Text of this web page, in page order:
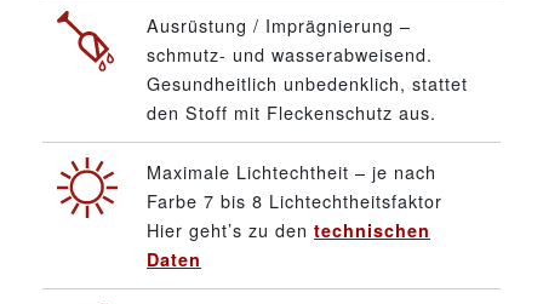
Ausrüstung / Imprägnierung –
schmutz- und wasserabweisend.
Gesundheitlich unbedenklich, stattet
den Stoff mit Fleckenschutz aus.
Maximale Lichtechtheit – je nach
Farbe 7 bis 8 Lichtechtheitsfaktor
Hier geht’s zu den technischen
Daten